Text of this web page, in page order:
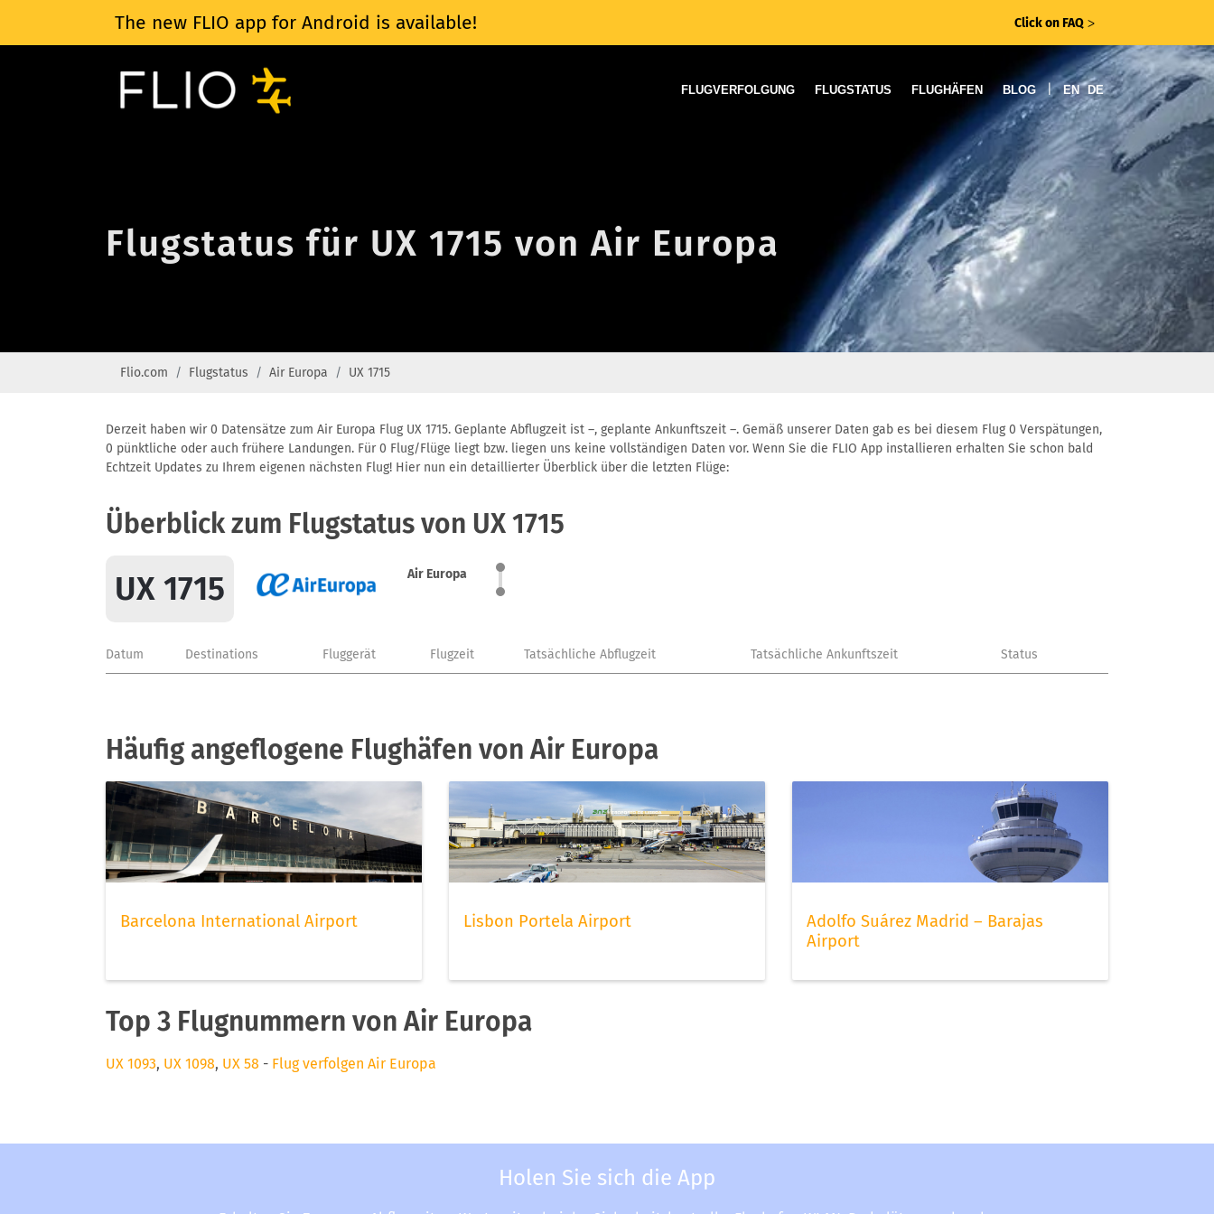
The new FLIO app for Android is available! Click on FAQ ᐳ
FLUGVERFOLGUNG FLUGSTATUS FLUGHÄFEN BLOG | EN DE
Flugstatus für UX 1715 von Air Europa
Flio.com Flugstatus Air Europa UX 1715
Derzeit haben wir 0 Datensätze zum Air Europa Flug UX 1715. Geplante Abflugzeit ist –, geplante Ankunftszeit –. Gemäß unserer Daten gab es bei diesem Flug 0 Verspätungen,
0 pünktliche oder auch frühere Landungen. Für 0 Flug/Flüge liegt bzw. liegen uns keine vollständigen Daten vor. Wenn Sie die FLIO App installieren erhalten Sie schon bald
Echtzeit Updates zu Ihrem eigenen nächsten Flug! Hier nun ein detaillierter Überblick über die letzten Flüge:
Überblick zum Flugstatus von UX 1715
UX 1715 Air Europa
Datum Destinations Fluggerät Flugzeit Tatsächliche Abflugzeit Tatsächliche Ankunftszeit Status
Häufig angeflogene Flughäfen von Air Europa
Barcelona International Airport Lisbon Portela Airport
Adolfo Suárez Madrid – Barajas
Airport
Top 3 Flugnummern von Air Europa
UX 1093, UX 1098, UX 58 - Flug verfolgen Air Europa
Holen Sie sich die App